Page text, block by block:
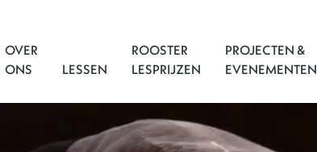
OVER
ONS
LESSEN
ROOSTER
LESPRIJZEN
PROJECTEN &
EVENEMENTEN